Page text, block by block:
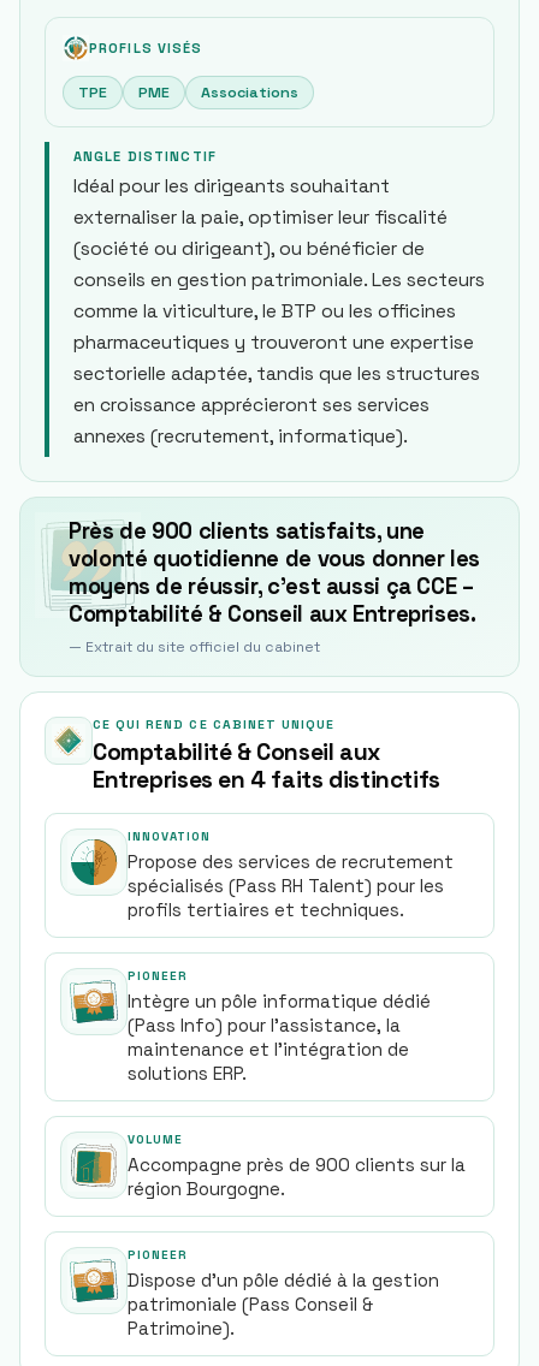
PROFILS VISÉS
TPE PME Associations
ANGLE DISTINCTIF
Idéal pour les dirigeants souhaitant
externaliser la paie, optimiser leur fiscalité
(société ou dirigeant), ou bénéficier de
conseils en gestion patrimoniale. Les secteurs
comme la viticulture, le BTP ou les officines
pharmaceutiques y trouveront une expertise
sectorielle adaptée, tandis que les structures
en croissance apprécieront ses services
annexes (recrutement, informatique).
Près de 900 clients satisfaits, une
volonté quotidienne de vous donner les
moyens de réussir, c’est aussi ça CCE –
Comptabilité & Conseil aux Entreprises.
— Extrait du site officiel du cabinet
CE QUI REND CE CABINET UNIQUE
Comptabilité & Conseil aux
Entreprises en 4 faits distinctifs
INNOVATION
Propose des services de recrutement
spécialisés (Pass RH Talent) pour les
profils tertiaires et techniques.
PIONEER
Intègre un pôle informatique dédié
(Pass Info) pour l'assistance, la
maintenance et l'intégration de
solutions ERP.
VOLUME
Accompagne près de 900 clients sur la
région Bourgogne.
PIONEER
Dispose d'un pôle dédié à la gestion
patrimoniale (Pass Conseil &
Patrimoine).